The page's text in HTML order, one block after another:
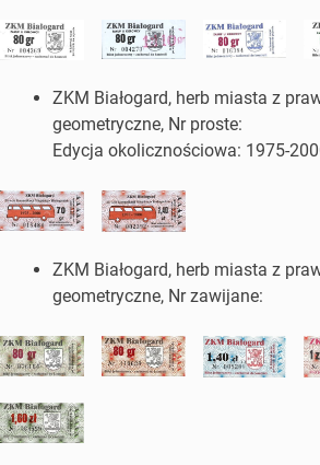
ZKM Białogard, herb miasta z
geometryczne, Nr proste:
Edycja okolicznościowa: 1975-
ZKM Białogard, herb miasta z
geometryczne, Nr zawijane: